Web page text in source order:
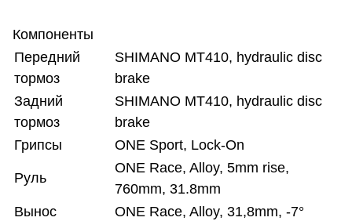
Компоненты
Передний
тормоз
SHIMANO MT410, hydraulic disc
brake
Задний
тормоз
SHIMANO MT410, hydraulic disc
brake
Грипсы
ONE Sport, Lock-On
Руль
ONE Race, Alloy, 5mm rise,
760mm, 31.8mm
Вынос
ONE Race, Alloy, 31,8mm, -7°